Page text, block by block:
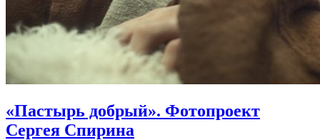
«Пастырь добрый». Фотопроект
Сергея Спирина